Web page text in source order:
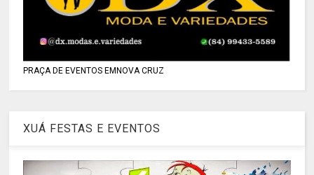
PRAÇA DE EVENTOS EMNOVA CRUZ
XUÁ FESTAS E EVENTOS